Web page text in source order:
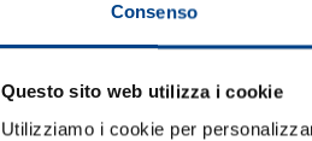
Consenso
Questo sito web utilizza i cookie
Utilizziamo i cookie per